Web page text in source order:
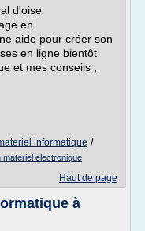
d'oise
en
aide pour créer son
en ligne bientôt
et mes conseils ,
informatique /
materiel electronique
Haut de page
à